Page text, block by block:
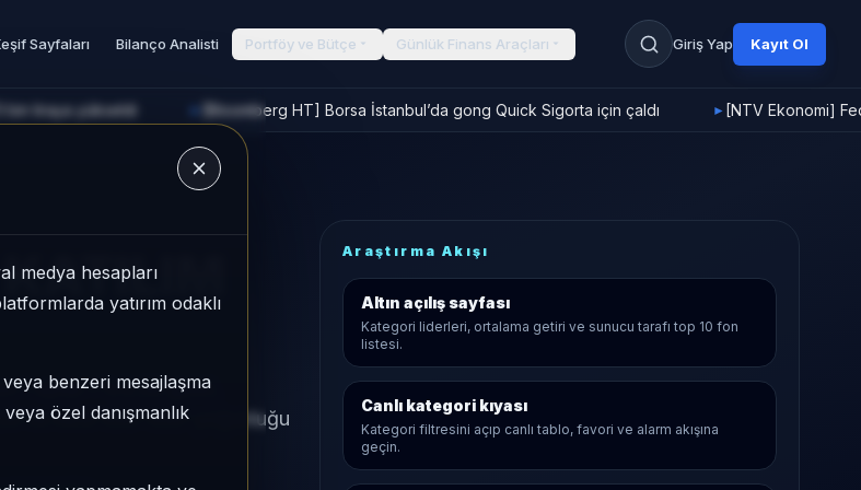
Sayfaları Bilanço Analisti Portföy ve Bütçe Günlük Finans Araçları Giriş Yap Kayıt Ol
medya hesapları
yatırım odaklı
benzeri mesajlaşma
özel danışmanlık
bin liraya yükseldi [Bloomberg HT] Borsa İstanbul’da gong Quick Sigorta için çaldı ► [NTV Ekonomi]
1 ayda +%3,38 getiri,
ve Aktif KAP KAP yoğunluğu
Araştırma Akışı
Altın açılış sayfası
Kategori liderleri, ortalama getiri ve sunucu tarafı top 10 fon
listesi.
Canlı kategori kıyası
Kategori filtresini açıp canlı tablo, favori ve alarm akışına
geçin.